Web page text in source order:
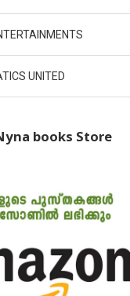
UNITED
books Store